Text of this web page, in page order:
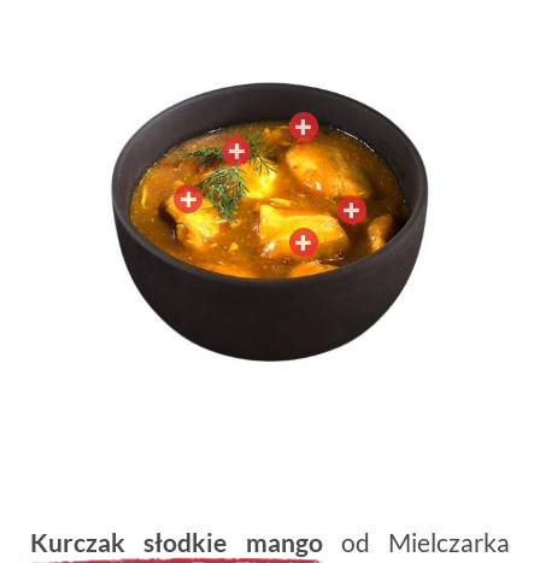
Kurczak słodkie mangood Mielczarka